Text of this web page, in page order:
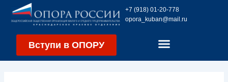
Перейти
+7 (918) 01-20-778
opora_kuban@mail.ru
Вступи в ОПОРУ
Навигация
по